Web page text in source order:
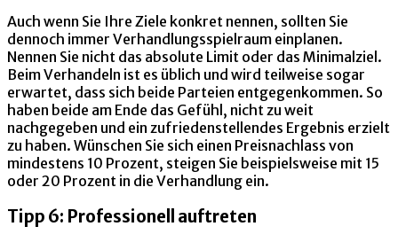
Auch wenn Sie Ihre Ziele konkret nennen, sollten Sie
dennoch immer Verhandlungsspielraum einplanen.
Nennen Sie nicht das absolute Limit oder das Minimalziel.
Beim Verhandeln ist es üblich und wird teilweise sogar
erwartet, dass sich beide Parteien entgegenkommen. So
haben beide am Ende das Gefühl, nicht zu weit
nachgegeben und ein zufriedenstellendes Ergebnis erzielt
zu haben. Wünschen Sie sich einen Preisnachlass von
mindestens 10 Prozent, steigen Sie beispielsweise mit 15
oder 20 Prozent in die Verhandlung ein.
Tipp 6: Professionell auftreten